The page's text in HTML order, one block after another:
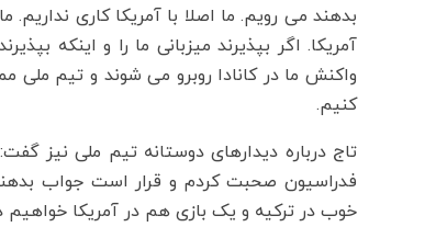
بدهند می رویم. ما اصلا با آمریکا کاری
آمریکا. اگر بپذیرند میزبانی ما را و اینکه
واکنش ما در کانادا روبرو می شوند و تیم ملی
کنیم.
خوب در ترکیه و یک بازی هم در آمریکا